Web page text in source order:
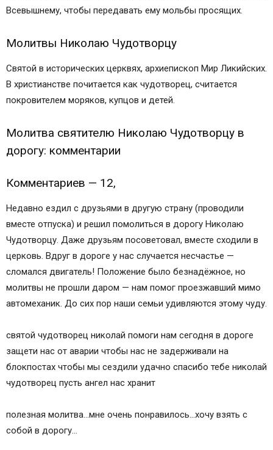
Всевышнему, чтобы передавать ему мольбы просящих.
Молитвы Николаю Чудотворцу
Святой в исторических церквях, архиепископ Мир Ликийских.
В христианстве почитается как чудотворец, считается
покровителем моряков, купцов и детей.
Молитва святителю Николаю Чудотворцу в
дорогу: комментарии
Комментариев — 12,
Недавно ездил с друзьями в другую страну (проводили
вместе отпуска) и решил помолиться в дорогу Николаю
Чудотворцу. Даже друзьям посоветовал, вместе сходили в
церковь. Вдруг в дороге у нас случается несчастье —
сломался двигатель! Положение было безнадёжное, но
молитвы не прошли даром — нам помог проезжавший мимо
автомеханик. До сих пор наши семьи удивляются этому чуду.
святой чудотворец николай помоги нам сегодня в дороге
защети нас от аварии чтобы нас не задерживали на
блокпостах чтобы мы сездили удачно спасибо тебе николай
чудотворец пусть ангел нас хранит
полезная молитва…мне очень понравилось…хочу взять с
собой в дорогу…